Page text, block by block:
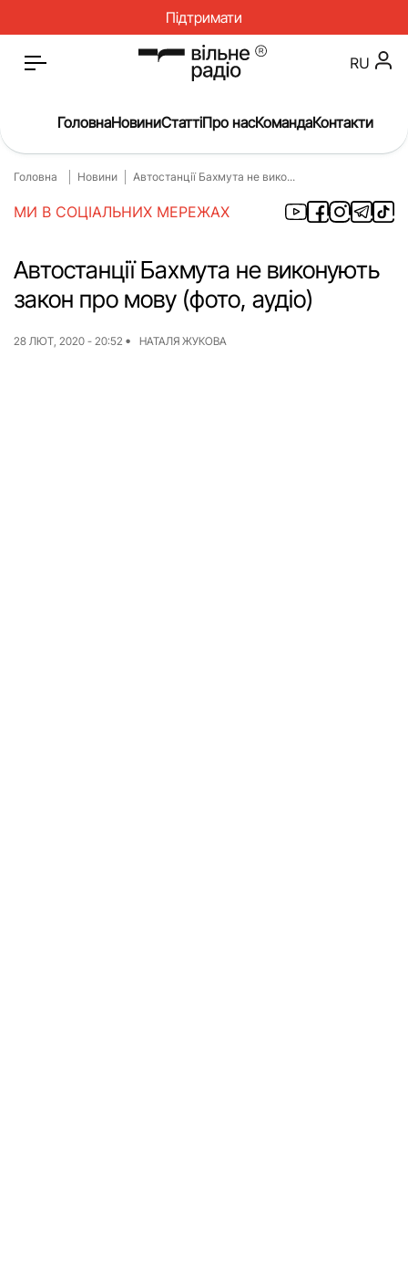
Підтримати
Головна
Новини
Окупація
Про нас
Війна
Гроші
Освіта
Інструкції
Медицина
RU
ГоловнаНовиниСтаттіПро насКомандаКонтакти
Головна Новини Автостанції Бахмута не вико...
МИ В СОЦІАЛЬНИХ МЕРЕЖАХ
Автостанції Бахмута не виконують
закон про мову (фото, аудіо)
28 ЛЮТ, 2020 - 20:52 НАТАЛЯ ЖУКОВА